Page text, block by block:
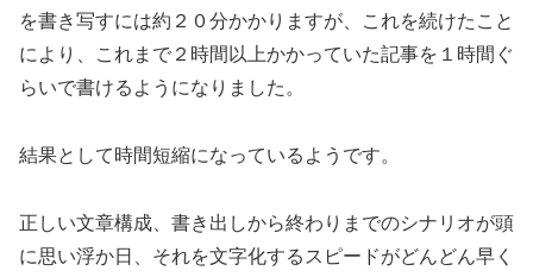
を書き写すには約２０分かかりますが、これを続けたこと
により、これまで２時間以上かかっていた記事を１時間ぐ
らいで書けるようになりました。
結果として時間短縮になっているようです。
正しい文章構成、書き出しから終わりまでのシナリオが頭
に思い浮か日、それを文字化するスピードがどんどん早く